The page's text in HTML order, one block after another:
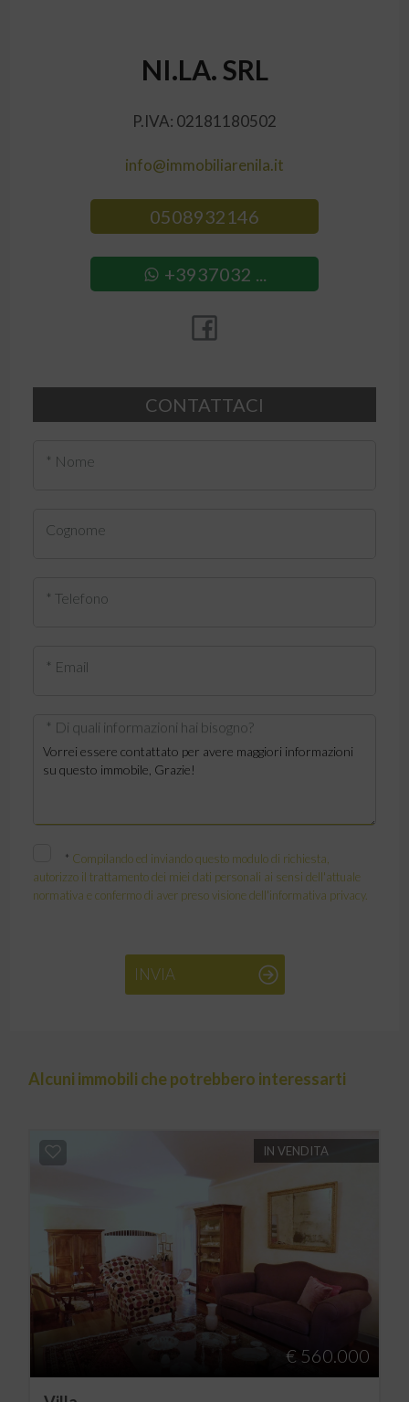
NI.LA. SRL
P.IVA: 02181180502
info@immobiliarenila.it
0508932146
+3937032 ...
CONTATTACI
* Nome
Cognome
* Telefono
* Email
* Di quali informazioni hai bisogno?
* Compilando ed inviando questo modulo di richiesta,
autorizzo il trattamento dei miei dati personali ai sensi dell'attuale
normativa e confermo di aver preso visione dell'informativa privacy.
INVIA
Alcuni immobili che potrebbero interessarti
IN VENDITA
€ 560.000